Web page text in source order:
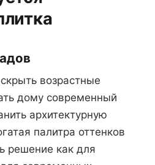
возрастные
дому современный
архитектурную
палитра оттенков
решение как для